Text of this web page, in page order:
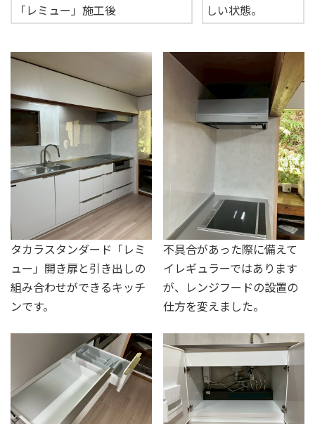
「レミュー」施工後
しい状態。
タカラスタンダード「レミ
ュー」開き扉と引き出しの
組み合わせができるキッチ
ンです。
不具合があった際に備えて
イレギュラーではあります
が、レンジフードの設置の
仕方を変えました。